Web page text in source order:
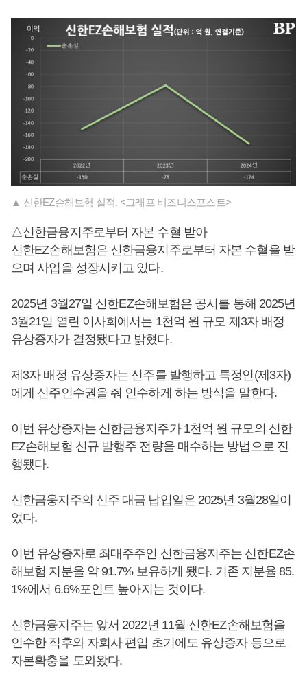
▲ 신한EZ손해보험 실적. <그래프 비즈니스포스트>
△신한금융지주로부터 자본 수혈 받아
신한EZ손해보험은 신한금융지주로부터 자본 수혈을 받
으며 사업을 성장시키고 있다.
2025년 3월27일 신한EZ손해보험은 공시를 통해 2025년
3월21일 열린 이사회에서는 1천억 원 규모 제3자 배정
유상증자가 결정됐다고 밝혔다.
제3자 배정 유상증자는 신주를 발행하고 특정인(제3자)
에게 신주인수권을 줘 인수하게 하는 방식을 말한다.
이번 유상증자는 신한금융지주가 1천억 원 규모의 신한
EZ손해보험 신규 발행주 전량을 매수하는 방법으로 진
행됐다.
신한금웅지주의 신주 대금 납입일은 2025년 3월28일이
었다.
이번 유상증자로 최대주주인 신한금융지주는 신한EZ손
해보험 지분을 약 91.7% 보유하게 됐다. 기존 지분율 85.
1%에서 6.6%포인트 높아지는 것이다.
신한금융지주는 앞서 2022년 11월 신한EZ손해보험을
인수한 직후와 자회사 편입 초기에도 유상증자 등으로
자본확충을 도와왔다.